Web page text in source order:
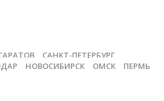
САНКТ-ПЕТЕРБУРГ
НОВОСИБИРСК ОМСК
ПЕРМЬ